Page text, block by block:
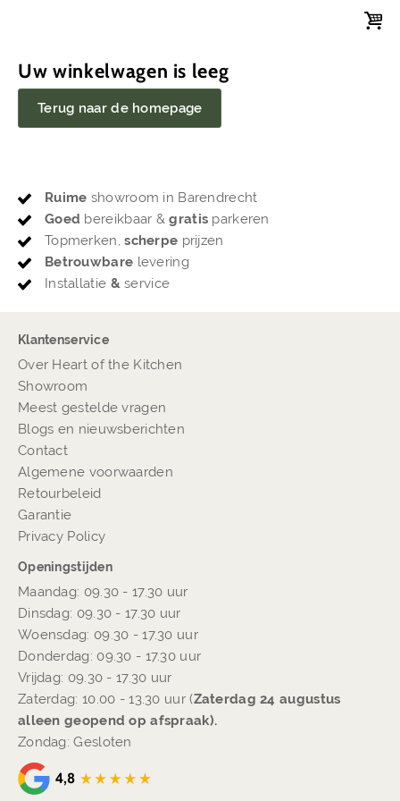
Uw winkelwagen is leeg
Terug naar de homepage
Ruime showroom in Barendrecht
Goed bereikbaar &gratis parkeren
Topmerken,scherpe prijzen
Betrouwbare levering
Installatie & service
Klantenservice
Over Heart of the Kitchen
Showroom
Meest gestelde vragen
Blogs en nieuwsberichten
Contact
Algemene voorwaarden
Retourbeleid
Garantie
Privacy Policy
Openingstijden
Maandag: 09.30 - 17.30 uur
Dinsdag: 09.30 - 17.30 uur
Woensdag: 09.30 - 17.30 uur
Donderdag: 09.30 - 17.30 uur
Vrijdag: 09.30 - 17.30 uur
Zaterdag: 10.00 - 13.30 uur (Zaterdag 24 augustus
alleen geopend op afspraak).
Zondag: Gesloten